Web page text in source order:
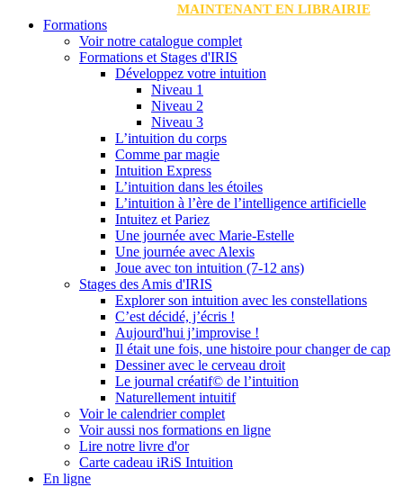
MAINTENANT EN LIBRAIRIE
Formations
Voir notre catalogue complet
Formations et Stages d'IRIS
Développez votre intuition
Niveau 1
Niveau 2
Niveau 3
L’intuition du corps
Comme par magie
Intuition Express
L’intuition dans les étoiles
L’intuition à l’ère de l’intelligence artificielle
Intuitez et Pariez
Une journée avec Marie-Estelle
Une journée avec Alexis
Joue avec ton intuition (7-12 ans)
Stages des Amis d'IRIS
Explorer son intuition avec les constellations
C’est décidé, j’écris !
Aujourd'hui j’improvise !
Il était une fois, une histoire pour changer de cap
Dessiner avec le cerveau droit
Le journal créatif© de l’intuition
Naturellement intuitif
Voir le calendrier complet
Voir aussi nos formations en ligne
Lire notre livre d'or
Carte cadeau iRiS Intuition
En ligne